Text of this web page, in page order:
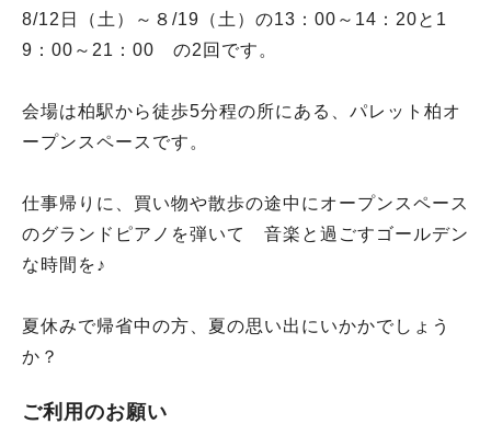
8/12日（土）～８/19（土）の13：00～14：20と1
9：00～21：00 の2回です。
会場は柏駅から徒歩5分程の所にある、パレット柏オ
ープンスペースです。
仕事帰りに、買い物や散歩の途中にオープンスペース
のグランドピアノを弾いて 音楽と過ごすゴールデン
な時間を♪
夏休みで帰省中の方、夏の思い出にいかかでしょう
か？
ご利用のお願い